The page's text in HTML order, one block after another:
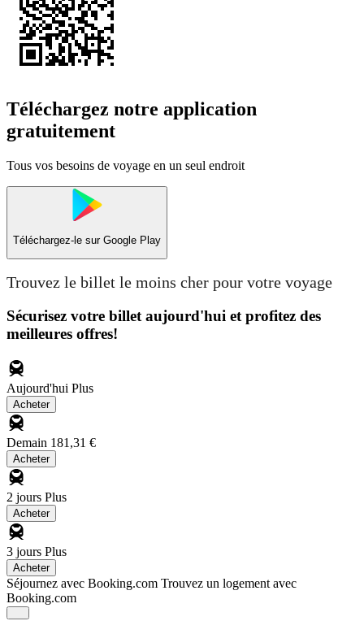
Téléchargez notre application
gratuitement
Tous vos besoins de voyage en un seul endroit
Téléchargez-le sur Google Play
Trouvez le billet le moins cher pour votre voyage
Sécurisez votre billet aujourd'hui et profitez des
meilleures offres!
Aujourd'hui Plus
Acheter
Demain 181,31 €
Acheter
2 jours Plus
Acheter
3 jours Plus
Acheter
Séjournez avec Booking.com Trouvez un logement avec
Booking.com